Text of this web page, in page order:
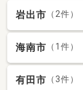
岩出市 （2件）
海南市 （1件）
有田市 （3件）